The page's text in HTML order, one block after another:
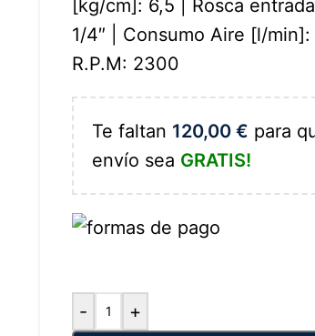
[kg/cm]: 6,5 | Rosca
1/4″ | Consumo Aire [l/min]:
R.P.M: 2300
Te faltan 120,00€ para
envío sea GRATIS!
- +